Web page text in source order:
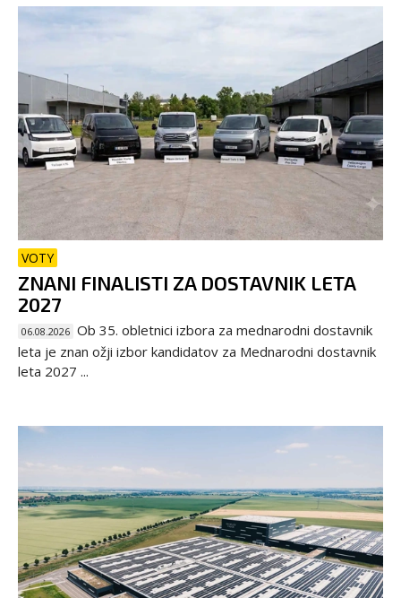
VOTY
ZNANI FINALISTI ZA DOSTAVNIK LETA
2027
06.08.2026 Ob 35. obletnici izbora za mednarodni dostavnik
leta je znan ožji izbor kandidatov za Mednarodni dostavnik
leta 2027 ...